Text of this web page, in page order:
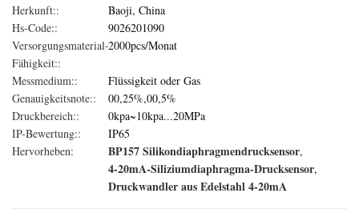
Herkunft::
Baoji, China
Hs-Code::
9026201090
Versorgungsmaterial-
Fähigkeit::
2000pcs/Monat
Messmedium::
Flüssigkeit oder Gas
Genauigkeitsnote::
00,25%,00,5%
Druckbereich::
0kpa~10kpa...20MPa
IP-Bewertung::
IP65
Hervorheben:
BP157 Silikondiaphragmendrucksensor,
4-20mA-Siliziumdiaphragma-Drucksensor,
Druckwandler aus Edelstahl 4-20mA